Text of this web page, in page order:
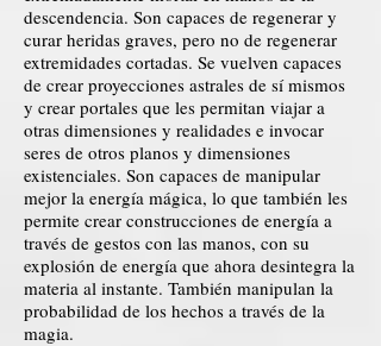
descendencia. Son capaces de regenerar y
curar heridas graves, pero no de regenerar
extremidades cortadas. Se vuelven capaces
de crear proyecciones astrales de sí mismos
y crear portales que les permitan viajar a
otras dimensiones y realidades e invocar
seres de otros planos y dimensiones
existenciales. Son capaces de manipular
mejor la energía mágica, lo que también les
permite crear construcciones de energía a
través de gestos con las manos, con su
explosión de energía que ahora desintegra la
materia al instante. También manipulan la
probabilidad de los hechos a través de la
magia.